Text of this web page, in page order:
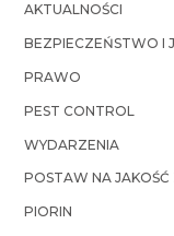
AKTUALNOŚCI
BEZPIECZEŃSTWO I
PRAWO
PEST CONTROL
WYDARZENIA
POSTAW NA JAKOŚĆ
PIORIN